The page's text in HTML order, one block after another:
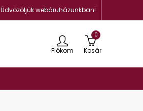
Üdvözöljük webáruházunkban!
Fiókom
0
Kosár